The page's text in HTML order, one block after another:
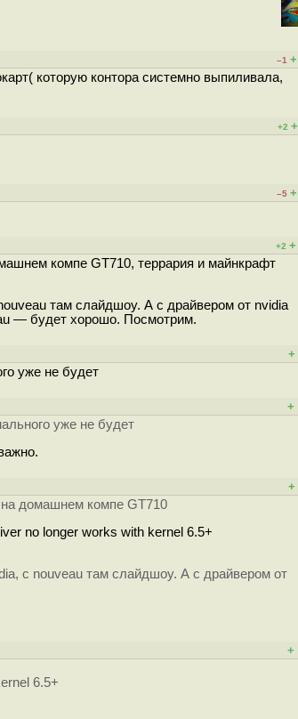
–1 +
которую контора системно выпиливала,
+2 +
–5 +
+2 +
компе GT710, террария и майнкрафт
там слайдшоу. А с драйвером от nvidia
— будет хорошо. Посмотрим.
+
уже не будет
+
уже не будет
+
домашнем компе GT710
no longer works with kernel 6.5+
с nouveau там слайдшоу. А с драйвером от
+
6.5+